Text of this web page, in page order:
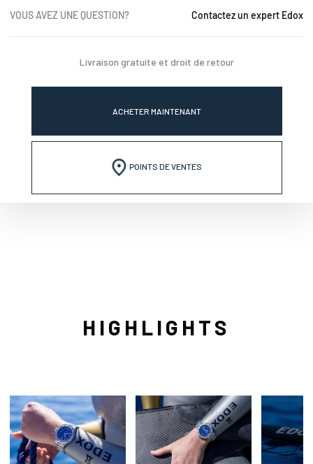
VOUS AVEZ UNE QUESTION? Contactez un expert Edox
Livraison gratuite et droit de retour
ACHETER MAINTENANT
POINTS DE VENTES
HIGHLIGHTS